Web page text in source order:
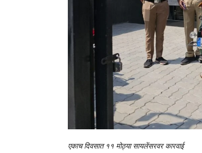
एकाच दिवसात ११ मोठ्या सायलेंसरवर कारवाई